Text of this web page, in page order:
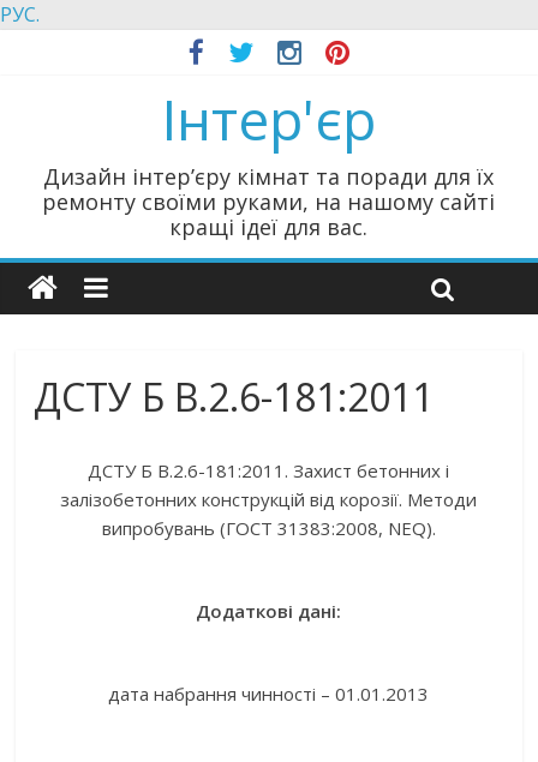
РУС.
Інтер'єр
Дизайн інтер’єру кімнат та поради для їх
ремонту своїми руками, на нашому сайті
кращі ідеї для вас.
ДСТУ Б В.2.6-181:2011
ДСТУ Б В.2.6-181:2011. Захист бетонних і
залізобетонних конструкцій від корозії. Методи
випробувань (ГОСТ 31383:2008, NEQ).
Додаткові дані:
дата набрання чинності – 01.01.2013